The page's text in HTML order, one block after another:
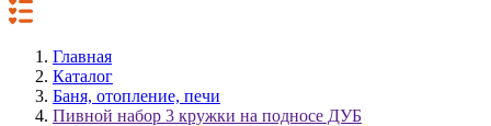
Главная
Каталог
Баня, отопление, печи
Пивной набор 3 кружки на подносе ДУБ